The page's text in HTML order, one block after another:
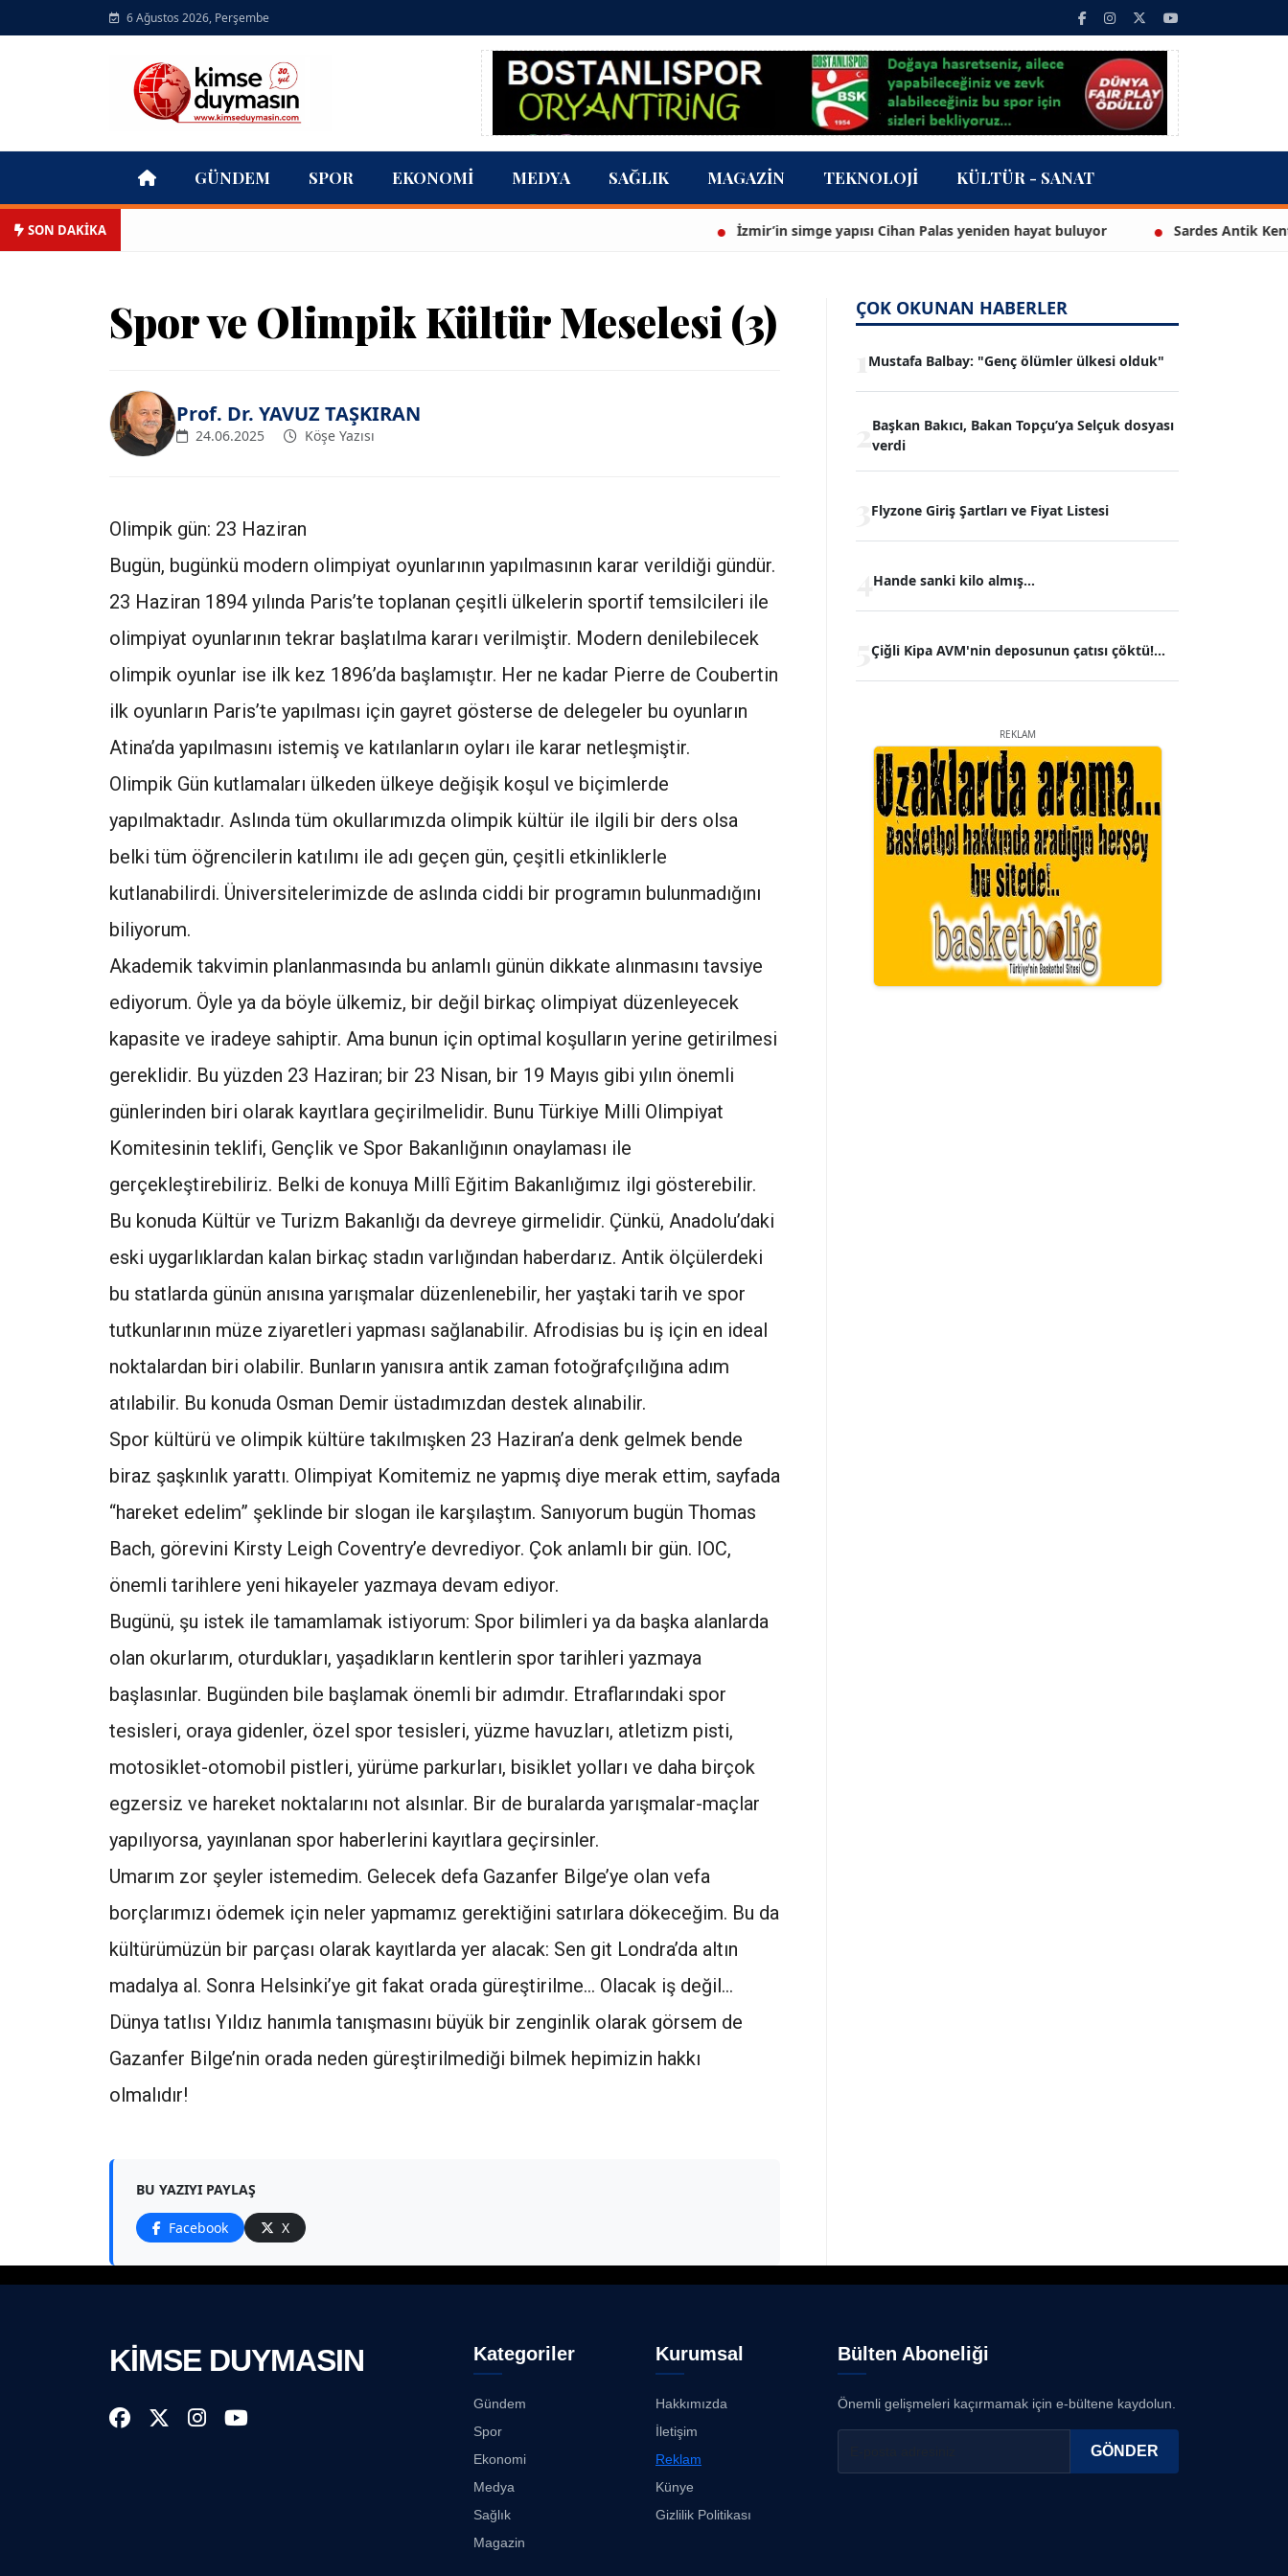
6 Ağustos 2026, Perşembe
GÜNDEM SPOR EKONOMI MEDYA SAĞLIK MAGAZIN TEKNOLOJI KÜLTÜR - SANAT
SON DAKİKA İzmir’in simge yapısı Cihan Palas yeniden hayat buluyor Sardes Antik Kenti’nde
Spor ve Olimpik Kültür Meselesi (3)
Prof. Dr. YAVUZ TAŞKIRAN
24.06.2025 Köşe Yazısı
Olimpik gün: 23 Haziran
Bugün, bugünkü modern olimpiyat oyunlarının yapılmasının karar verildiği gündür.
23 Haziran 1894 yılında Paris’te toplanan çeşitli ülkelerin sportif temsilcileri ile
olimpiyat oyunlarının tekrar başlatılma kararı verilmiştir. Modern denilebilecek
olimpik oyunlar ise ilk kez 1896’da başlamıştır. Her ne kadar Pierre de Coubertin
ilk oyunların Paris’te yapılması için gayret gösterse de delegeler bu oyunların
Atina’da yapılmasını istemiş ve katılanların oyları ile karar netleşmiştir.
Olimpik Gün kutlamaları ülkeden ülkeye değişik koşul ve biçimlerde
yapılmaktadır. Aslında tüm okullarımızda olimpik kültür ile ilgili bir ders olsa
belki tüm öğrencilerin katılımı ile adı geçen gün, çeşitli etkinliklerle
kutlanabilirdi. Üniversitelerimizde de aslında ciddi bir programın bulunmadığını
biliyorum.
Akademik takvimin planlanmasında bu anlamlı günün dikkate alınmasını tavsiye
ediyorum. Öyle ya da böyle ülkemiz, bir değil birkaç olimpiyat düzenleyecek
kapasite ve iradeye sahiptir. Ama bunun için optimal koşulların yerine getirilmesi
gereklidir. Bu yüzden 23 Haziran; bir 23 Nisan, bir 19 Mayıs gibi yılın önemli
günlerinden biri olarak kayıtlara geçirilmelidir. Bunu Türkiye Milli Olimpiyat
Komitesinin teklifi, Gençlik ve Spor Bakanlığının onaylaması ile
gerçekleştirebiliriz. Belki de konuya Millî Eğitim Bakanlığımız ilgi gösterebilir.
Bu konuda Kültür ve Turizm Bakanlığı da devreye girmelidir. Çünkü, Anadolu’daki
eski uygarlıklardan kalan birkaç stadın varlığından haberdarız. Antik ölçülerdeki
bu statlarda günün anısına yarışmalar düzenlenebilir, her yaştaki tarih ve spor
tutkunlarının müze ziyaretleri yapması sağlanabilir. Afrodisias bu iş için en ideal
noktalardan biri olabilir. Bunların yanısıra antik zaman fotoğrafçılığına adım
atılabilir. Bu konuda Osman Demir üstadımızdan destek alınabilir.
Spor kültürü ve olimpik kültüre takılmışken 23 Haziran’a denk gelmek bende
biraz şaşkınlık yarattı. Olimpiyat Komitemiz ne yapmış diye merak ettim, sayfada
“hareket edelim” şeklinde bir slogan ile karşılaştım. Sanıyorum bugün Thomas
Bach, görevini Kirsty Leigh Coventry’e devrediyor. Çok anlamlı bir gün. IOC,
önemli tarihlere yeni hikayeler yazmaya devam ediyor.
Bugünü, şu istek ile tamamlamak istiyorum: Spor bilimleri ya da başka alanlarda
olan okurlarım, oturdukları, yaşadıkların kentlerin spor tarihleri yazmaya
başlasınlar. Bugünden bile başlamak önemli bir adımdır. Etraflarındaki spor
tesisleri, oraya gidenler, özel spor tesisleri, yüzme havuzları, atletizm pisti,
motosiklet-otomobil pistleri, yürüme parkurları, bisiklet yolları ve daha birçok
egzersiz ve hareket noktalarını not alsınlar. Bir de buralarda yarışmalar-maçlar
yapılıyorsa, yayınlanan spor haberlerini kayıtlara geçirsinler.
Umarım zor şeyler istemedim. Gelecek defa Gazanfer Bilge’ye olan vefa
borçlarımızı ödemek için neler yapmamız gerektiğini satırlara dökeceğim. Bu da
kültürümüzün bir parçası olarak kayıtlarda yer alacak: Sen git Londra’da altın
madalya al. Sonra Helsinki’ye git fakat orada güreştirilme… Olacak iş değil…
Dünya tatlısı Yıldız hanımla tanışmasını büyük bir zenginlik olarak görsem de
Gazanfer Bilge’nin orada neden güreştirilmediği bilmek hepimizin hakkı
olmalıdır!
BU YAZIYI PAYLAŞ
Facebook X
ÇOK OKUNAN HABERLER
Mustafa Balbay: "Genç ölümler ülkesi olduk"
Başkan Bakıcı, Bakan Topçu’ya Selçuk dosyası
verdi
Flyzone Giriş Şartları ve Fiyat Listesi
Hande sanki kilo almış...
Çiğli Kipa AVM'nin deposunun çatısı çöktü!...
REKLAM
KİMSE DUYMASIN Kategoriler
Gündem
Spor
Ekonomi
Medya
Sağlık
Magazin
Kurumsal
Hakkımızda
İletişim
Reklam
Künye
Gizlilik Politikası
Bülten Aboneliği
Önemli gelişmeleri kaçırmamak için e-bültene kaydolun.
GÖNDER